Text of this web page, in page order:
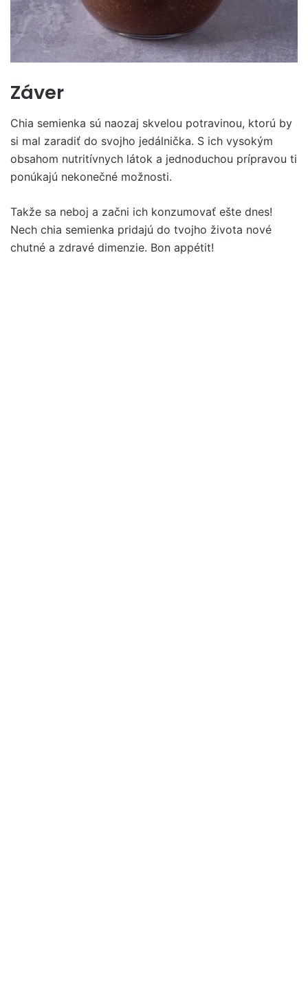
Záver
Chia semienka sú naozaj skvelou potravinou, ktorú by
si mal zaradiť do svojho jedálnička. S ich vysokým
obsahom nutritívnych látok a jednoduchou prípravou ti
ponúkajú nekonečné možnosti.
Takže sa neboj a začni ich konzumovať ešte dnes!
Nech chia semienka pridajú do tvojho života nové
chutné a zdravé dimenzie. Bon appétit!